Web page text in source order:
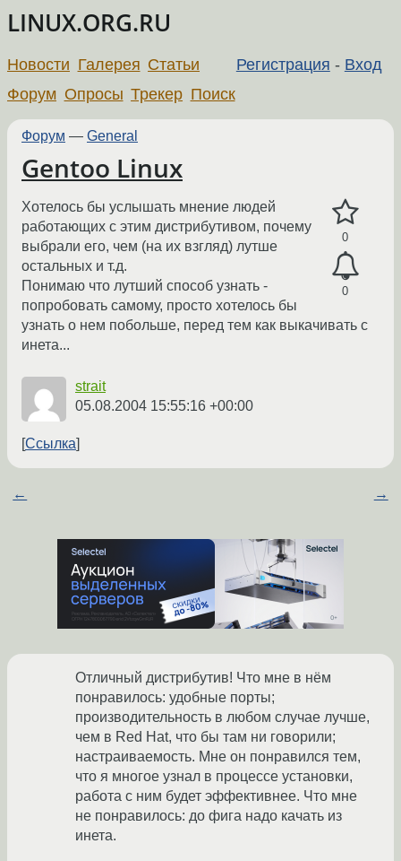
LINUX.ORG.RU
Регистрация - Вход
Новости Галерея Статьи
Форум Опросы Трекер Поиск
Форум — General
Gentoo Linux
0
0
Хотелось бы услышать мнение людей
работающих с этим дистрибутивом, почему
выбрали его, чем (на их взгляд) лутше
остальных и т.д.
Понимаю что лутший способ узнать -
попробовать самому, просто хотелось бы
узнать о нем побольше, перед тем как выкачивать с
инета...
strait
05.08.2004 15:55:16 +00:00
Ссылка
← →
Отличный дистрибутив! Что мне в нём
понравилось: удобные порты;
производительность в любом случае лучше,
чем в Red Hat, что бы там ни говорили;
настраиваемость. Мне он понравился тем,
что я многое узнал в процессе установки,
работа с ним будет эффективнее. Что мне
не понравилось: до фига надо качать из
инета.